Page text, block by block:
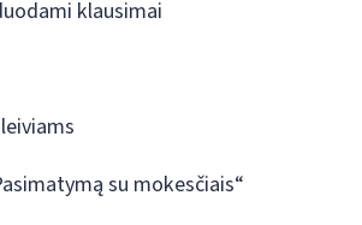
klausimai
su mokesčiais“